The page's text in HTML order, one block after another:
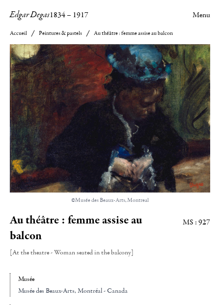
Edgar Degas1834– 1917 Menu
Accueil Peintures & pastels Au théâtre : femme assise au balcon
©Musée des Beaux-Arts, Montreal
Au théâtre : femme assise au
balcon
[At the theatre - Woman seated in the balcony]
MS : 927
Musée
Musée des Beaux-Arts, Montréal - Canada